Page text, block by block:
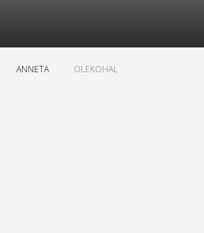
ANNETA OLEKOHAL